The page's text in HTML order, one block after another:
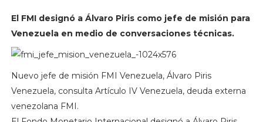
El FMI designó a Álvaro Piris como jefe de misión para
Venezuela en medio de conversaciones técnicas.
Nuevo jefe de misión FMI Venezuela, Álvaro Piris
Venezuela, consulta Artículo IV Venezuela, deuda externa
venezolana FMI.